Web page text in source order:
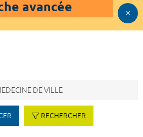
avancée
RECHERCHER